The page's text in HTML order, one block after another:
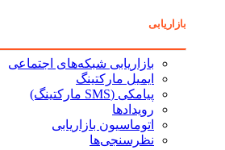
بازاریابی
بازاریابی شبکه‌های اجتماعی
ایمیل مارکتینگ
پیامکی (SMS مارکتینگ)
رویدادها
اتوماسیون بازاریابی
نظرسنجی‌ها